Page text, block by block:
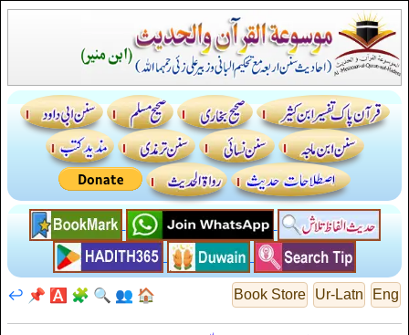
Eng
Ur-Latn
Book Store
🏠
👥
🔍
🧩
🅰️
📌
↩️